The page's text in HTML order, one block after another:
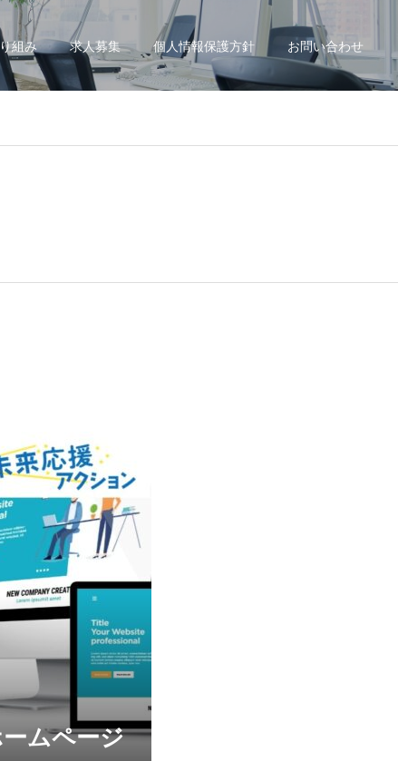
組み 求人募集 個人情報保護方針 お問い合わせ
ムページ